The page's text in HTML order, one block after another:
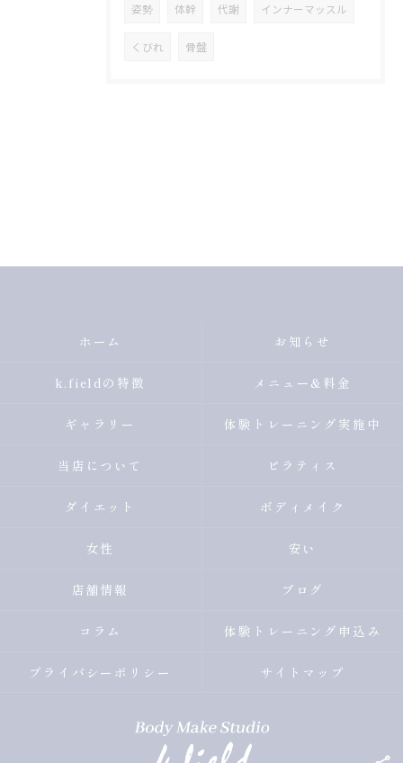
姿勢 体幹 代謝 インナーマッスル
くびれ 骨盤
ホーム お知らせ
k.fieldの特徴 メニュー&料金
ギャラリー 体験トレーニング実施中
当店について ピラティス
ダイエット ボディメイク
女性 安い
店舗情報 ブログ
コラム 体験トレーニング申込み
プライバシーポリシー サイトマップ